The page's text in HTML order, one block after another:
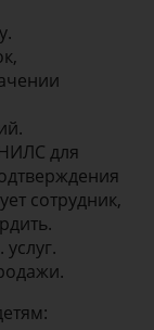
для
сотрудник,